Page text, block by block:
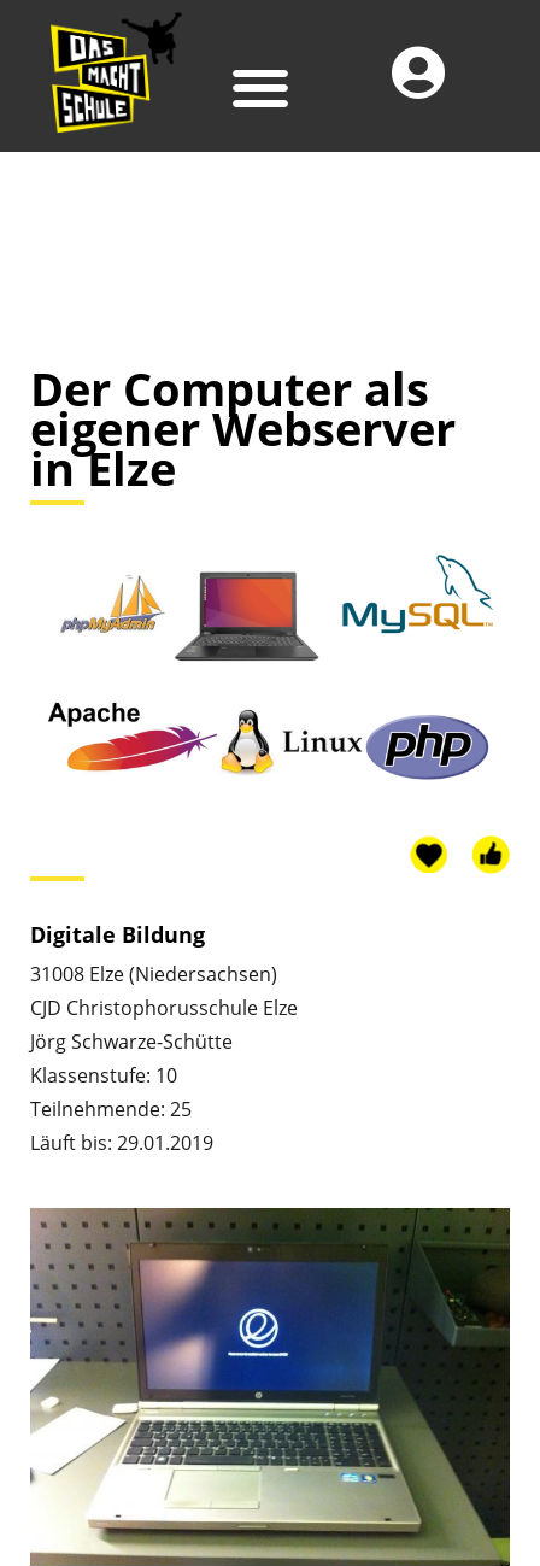
Der Computer als
eigener Webserver
in Elze
Digitale Bildung
31008 Elze (Niedersachsen)
CJD Christophorusschule Elze
Jörg Schwarze-Schütte
Klassenstufe: 10
Teilnehmende: 25
Läuft bis: 29.01.2019